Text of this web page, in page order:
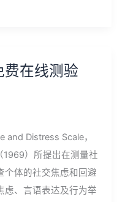
在线测验
and Distress Scale，
）所提出在测量社
个体的社交焦虑和回避
虑、言语表达及行为举